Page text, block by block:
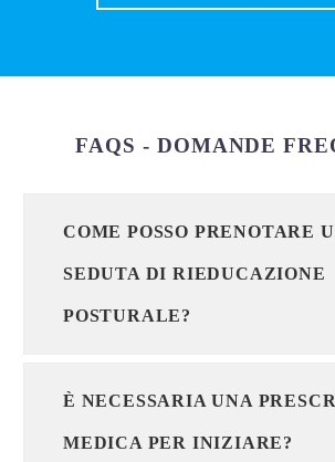
FAQS - DOMANDE
COME POSSO PRENOTARE
SEDUTA DI RIEDUCAZIONE
POSTURALE?
È NECESSARIA UNA
MEDICA PER INIZIARE?